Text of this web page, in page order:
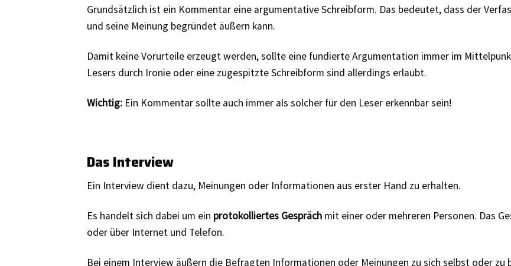
Grundsätzlich ist ein Kommentar eine argumentative Schreibform. Das bedeutet, dass der
und seine Meinung begründet äußern kann.
Damit keine Vorurteile erzeugt werden, sollte eine fundierte Argumentation immer im
Lesers durch Ironie oder eine zugespitzte Schreibform sind allerdings erlaubt.
Wichtig: Ein Kommentar sollte auch immer als solcher für den Leser erkennbar sein!
Das Interview
Ein Interview dient dazu, Meinungen oder Informationen aus erster Hand zu erhalten.
Es handelt sich dabei um ein protokolliertes Gespräch mit einer oder mehreren Personen. Das
oder über Internet und Telefon.
Bei einem Interview äußern die Befragten Informationen oder Meinungen zu sich selbst oder zu